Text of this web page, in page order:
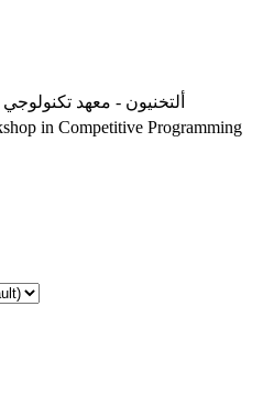
ألتخنيون - معهد تكنولوجي
in Competitive Programming